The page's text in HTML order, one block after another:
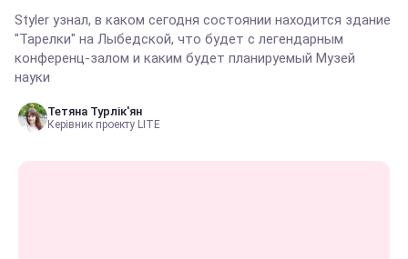
Styler узнал, в каком сегодня состоянии находится здание
"Тарелки" на Лыбедской, что будет с легендарным
конференц-залом и каким будет планируемый Музей
науки
Тетяна Турлік'ян
Керівник проекту LITE